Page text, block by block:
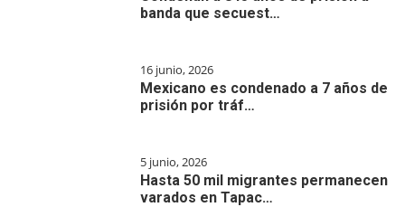
banda que secuest…
16 junio, 2026
Mexicano es condenado a 7 años de
prisión por tráf…
5 junio, 2026
Hasta 50 mil migrantes permanecen
varados en Tapac…